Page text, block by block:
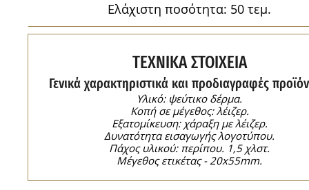
Ελάχιστη ποσότητα: 50 τεμ.
ΤΕΧΝΙΚΑ ΣΤΟΙΧΕΙΑ
Γενικά χαρακτηριστικά και προδιαγραφές
Υλικό: ψεύτικο δέρμα.
Κοπή σε μέγεθος: λέιζερ.
Εξατομίκευση: χάραξη με λέιζερ.
Δυνατότητα εισαγωγής λογοτύπου.
Πάχος υλικού: περίπου. 1,5 χλστ.
Μέγεθος ετικέτας - 20x55mm.